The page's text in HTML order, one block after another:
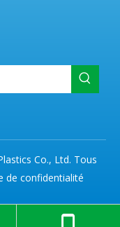
Co., Ltd. Tous
de confidentialité